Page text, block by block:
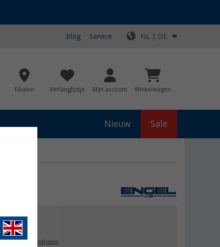
Blog Service NL | DE
Filialen Verlanglijstje Mijn account Winkelwagen
Nieuw Sale
plus verzendkosten